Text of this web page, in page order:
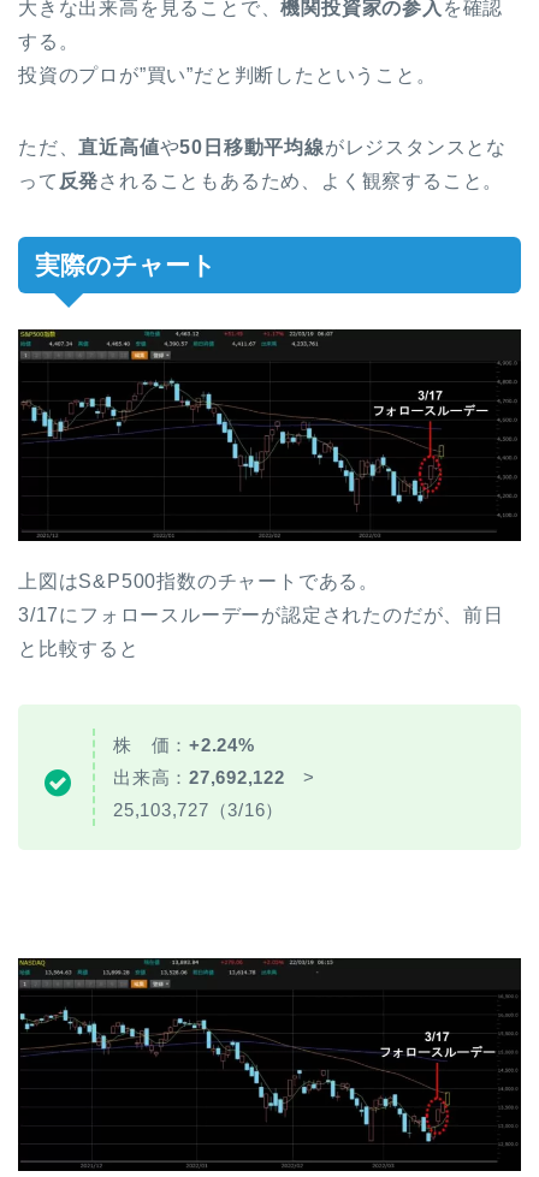
大きな出来高を見ることで、機関投資家の参入 を確認
する。
投資のプロが”買い”だと判断したということ。
ただ、直近高値や50日移動平均線がレジスタンスとな
って 反発されることもあるため、よく観察すること。
実際のチャート
上図はS&P500指数のチャートである。
3/17にフォロースルーデーが認定されたのだが、前日
と比較すると
株 価：+2.24%
出来高：27,692,122 >
25,103,727（3/16）